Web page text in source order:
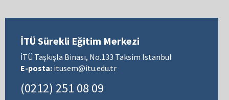
İTÜ Sürekli Eğitim Merkezi
İTÜ Taşkışla Binası, No.133 Taksim Istanbul
E-posta: itusem@itu.edu.tr
(0212) 251 08 09